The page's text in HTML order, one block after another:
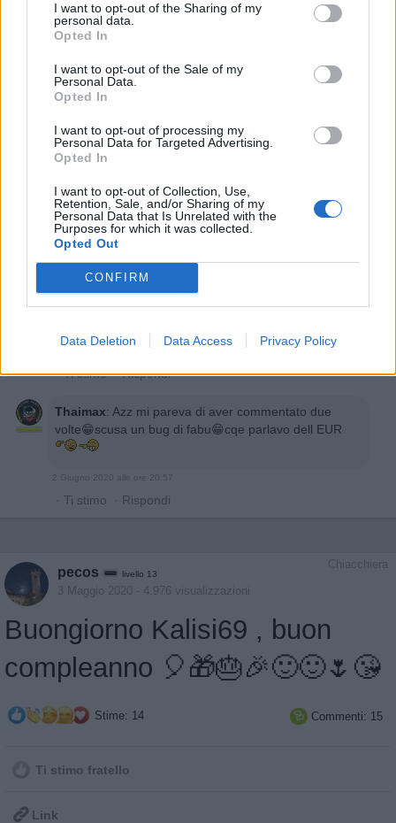
I want to opt-out of the Sharing of my
personal data.
Opted In
I want to opt-out of the Sale of my
Personal Data.
Opted In
I want to opt-out of processing my
Personal Data for Targeted Advertising.
Opted In
I want to opt-out of Collection, Use,
Retention, Sale, and/or Sharing of my
Personal Data that Is Unrelated with the
Purposes for which it was collected.
Opted Out
CONFIRM
Data Deletion Data Access Privacy Policy
coach73:Fossi di Roma, verrei, giuro😄😄
1 Giugno 2020 alle ore 15:43
·Ti stimo·Rispondi
Mauriwolf
Geky:Non dico un giubbetto antiproiettile...ma anche
un elmetto va bene...si sa mai...😂
Ti stimo·Rispondi
2 Giugno 2020 alle ore 20:03
·Ti stimo·Rispondi
Thaimax: Azz mi pareva di aver commentato due
volte😁scusa un bug di fabu😁cqe parlavo dell EUR
2 Giugno 2020 alle ore 20:57
· Ti stimo · Rispondi
Chiacchiera
pecos livello 13
3 Maggio 2020 - 4.976 visualizzazioni
Buongiorno Kalisi69 , buon
compleanno 🎈🎁🎂🎉🙂🙂🌷😘
Stime: 14  Commenti: 15
Ti stimo fratello
 Link